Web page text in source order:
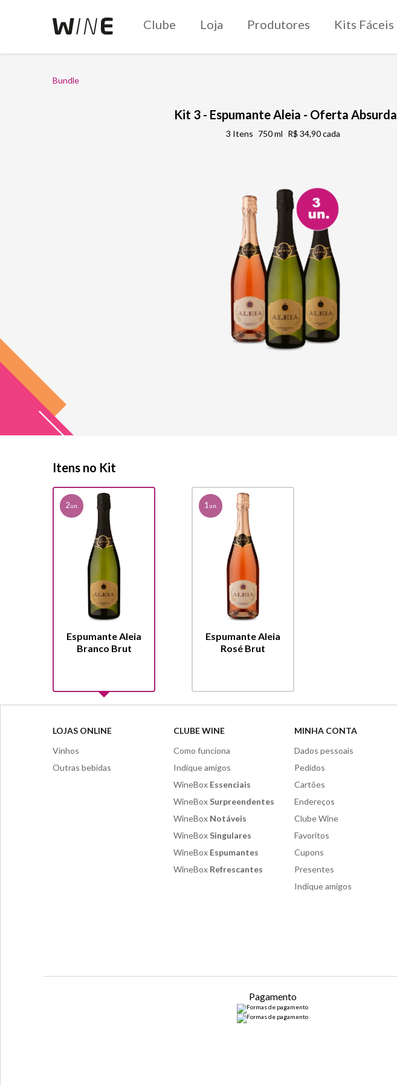
Clube Loja Produtores Kits Fáceis
Bundle
Kit 3 - Espumante Aleia - Oferta Absurda
3 Itens 750 ml R$ 34,90 cada
Itens no Kit
2un.
Espumante Aleia
Branco Brut
1un.
Espumante Aleia
Rosé Brut
LOJAS ONLINE
Vinhos
Outras bebidas
CLUBE WINE
Como funciona
Indique amigos
WineBox Essenciais
WineBoxSurpreendentes
WineBox Notáveis
WineBoxSingulares
WineBox Espumantes
WineBox Refrescantes
MINHA CONTA
Dados pessoais
Pedidos
Cartões
Endereços
Clube Wine
Favoritos
Cupons
Presentes
Indique amigos
Pagamento